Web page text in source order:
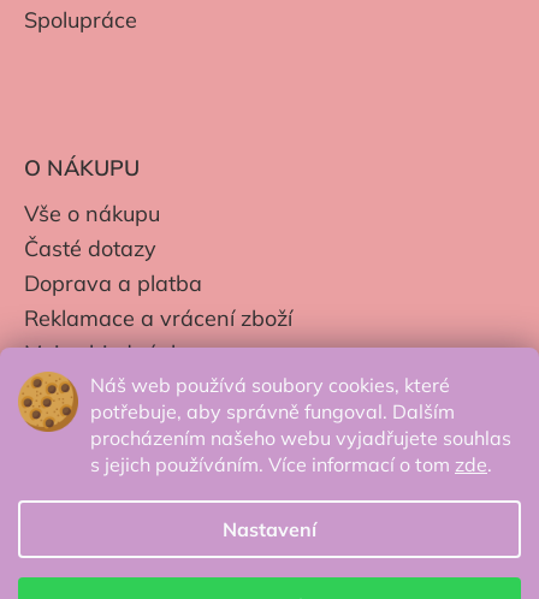
Náš web používá soubory cookies, které
potřebuje, aby správně fungoval. Dalším
procházením našeho webu vyjadřujete souhlas
s jejich používáním. Více informací o tom zde.
Nastavení
Spolupráce
O NÁKUPU
Vše o nákupu
Časté dotazy
Doprava a platba
Reklamace a vrácení zboží
Moje objednávky
Obchodní podmínky
Zpracování os. údajů
© 2026 Secretcorner.cz - Všechna práva
vyhrazena.